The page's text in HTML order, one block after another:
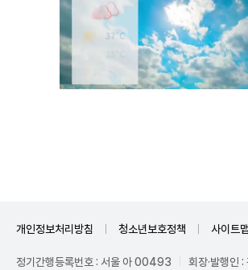
개인정보처리방침 청소년보호정책 사이트맵
정기간행등록번호 : 서울 아 00493 회장·발행인 :